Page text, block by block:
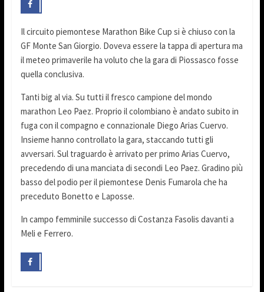
Il circuito piemontese Marathon Bike Cup si è chiuso con la
GF Monte San Giorgio. Doveva essere la tappa di apertura ma
il meteo primaverile ha voluto che la gara di Piossasco fosse
quella conclusiva.
Tanti big al via. Su tutti il fresco campione del mondo
marathon Leo Paez. Proprio il colombiano è andato subito in
fuga con il compagno e connazionale Diego Arias Cuervo.
Insieme hanno controllato la gara, staccando tutti gli
avversari. Sul traguardo è arrivato per primo Arias Cuervo,
precedendo di una manciata di secondi Leo Paez. Gradino più
basso del podio per il piemontese Denis Fumarola che ha
preceduto Bonetto e Laposse.
In campo femminile successo di Costanza Fasolis davanti a
Meli e Ferrero.